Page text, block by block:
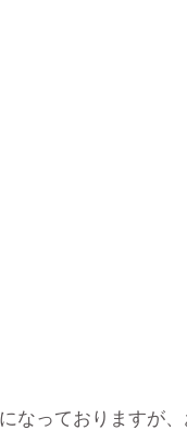
なっておりますが